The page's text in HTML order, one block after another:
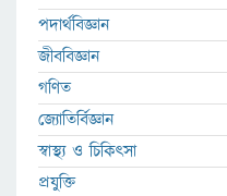
পদার্থবিজ্ঞান
জীববিজ্ঞান
গণিত
জ্যোতির্বিজ্ঞান
স্বাস্থ্য ও চিকিৎসা
প্রযুক্তি